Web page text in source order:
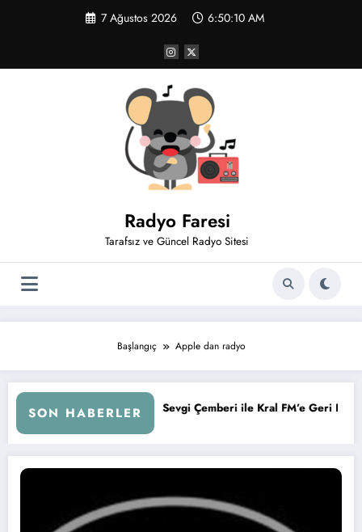
7 Ağustos 2026 6:50:11 AM
Radyo Faresi
Tarafsız ve Güncel Radyo Sitesi
Başlangıç Apple dan radyo
SON HABERLER
Melih Kurtuluş, Sevgi Çemberi ile Kral FM’e Geri Döndü!